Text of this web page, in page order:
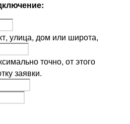
улица, дом или широта,
точно, от этого
заявки.